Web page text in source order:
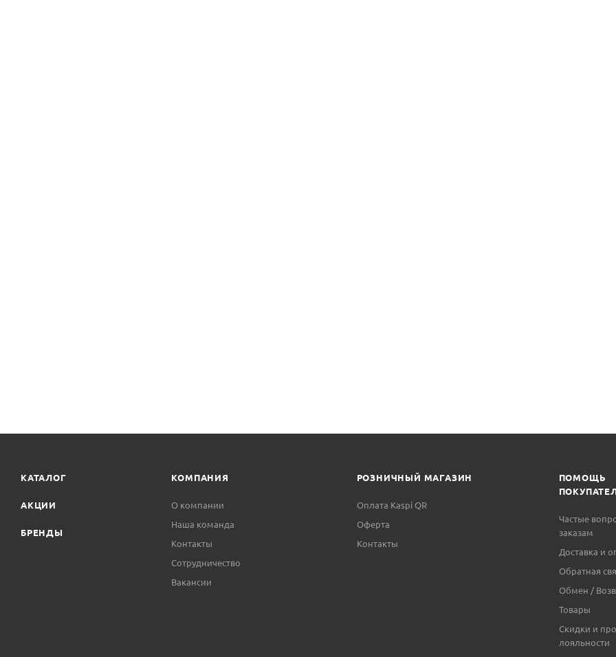
КАТАЛОГ
АКЦИИ
БРЕНДЫ
КОМПАНИЯ
О компании
Наша команда
Контакты
Сотрудничество
Вакансии
РОЗНИЧНЫЙ МАГАЗИН
Оплата Kaspi QR
Оферта
Контакты
ПОМОЩЬ
Частые
заказам
Доставка и
Обратная
Обмен /
Товары
Скидки и
лояльности